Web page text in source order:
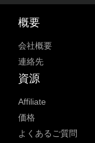
概要
会社概要
連絡先
資源
Affiliate
価格
よくあるご質問